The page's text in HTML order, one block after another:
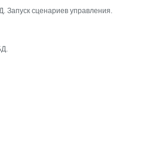
сценариев управления.